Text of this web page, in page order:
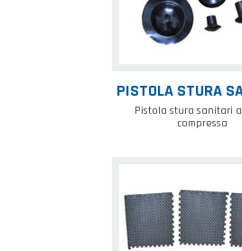
PISTOLA STURA
Pistola stura sanitari
compressa
6
pezzi